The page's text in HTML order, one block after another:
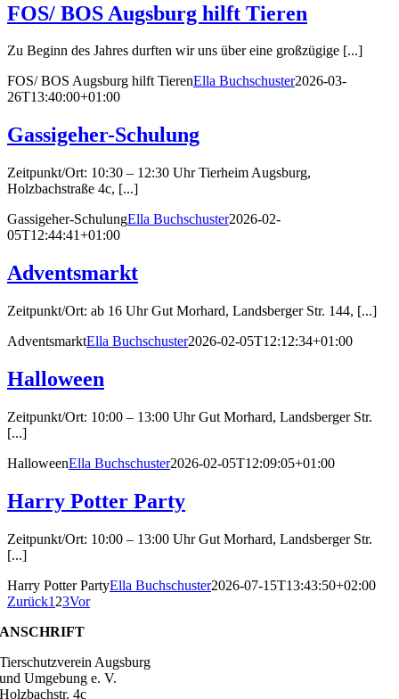
FOS/ BOS Augsburg hilft Tieren
Zu Beginn des Jahres durften wir uns über eine großzügige [...]
FOS/ BOS Augsburg hilft TierenElla Buchschuster2026-03-
26T13:40:00+01:00
Gassigeher-Schulung
Zeitpunkt/Ort: 10:30 – 12:30 Uhr Tierheim Augsburg,
Holzbachstraße 4c, [...]
Gassigeher-SchulungElla Buchschuster2026-02-
05T12:44:41+01:00
Adventsmarkt
Zeitpunkt/Ort: ab 16 Uhr Gut Morhard, Landsberger Str. 144, [...]
AdventsmarktElla Buchschuster2026-02-05T12:12:34+01:00
Halloween
Zeitpunkt/Ort: 10:00 – 13:00 Uhr Gut Morhard, Landsberger Str.
[...]
HalloweenElla Buchschuster2026-02-05T12:09:05+01:00
Harry Potter Party
Zeitpunkt/Ort: 10:00 – 13:00 Uhr Gut Morhard, Landsberger Str.
[...]
Harry Potter PartyElla Buchschuster2026-07-15T13:43:50+02:00
Zurück1 23Vor
ANSCHRIFT
Tierschutzverein Augsburg
und Umgebung e. V.
Holzbachstr. 4c